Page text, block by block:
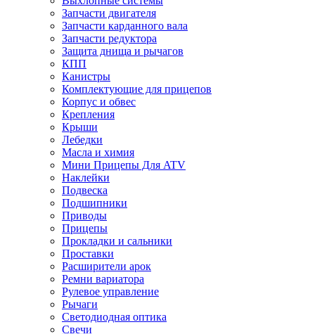
Запчасти двигателя
Запчасти карданного вала
Запчасти редуктора
Защита днища и рычагов
КПП
Канистры
Комплектующие для прицепов
Корпус и обвес
Крепления
Крыши
Лебедки
Масла и химия
Мини Прицепы Для ATV
Наклейки
Подвеска
Подшипники
Приводы
Прицепы
Прокладки и сальники
Проставки
Расширители арок
Ремни вариатора
Рулевое управление
Рычаги
Светодиодная оптика
Свечи